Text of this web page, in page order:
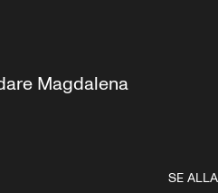
Magdalena
SE ALLA